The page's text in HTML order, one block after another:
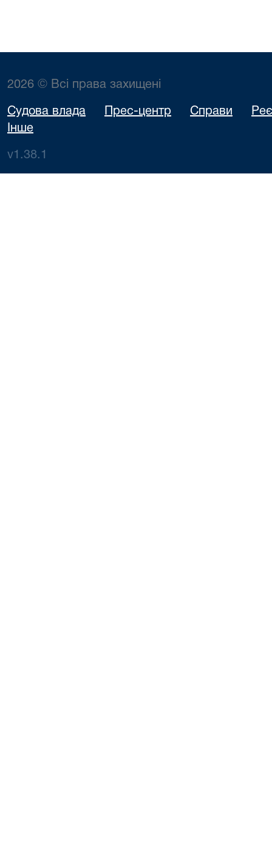
2026 © Всі права захищені
Судова влада Прес-центр Справи
Інше
v1.38.1